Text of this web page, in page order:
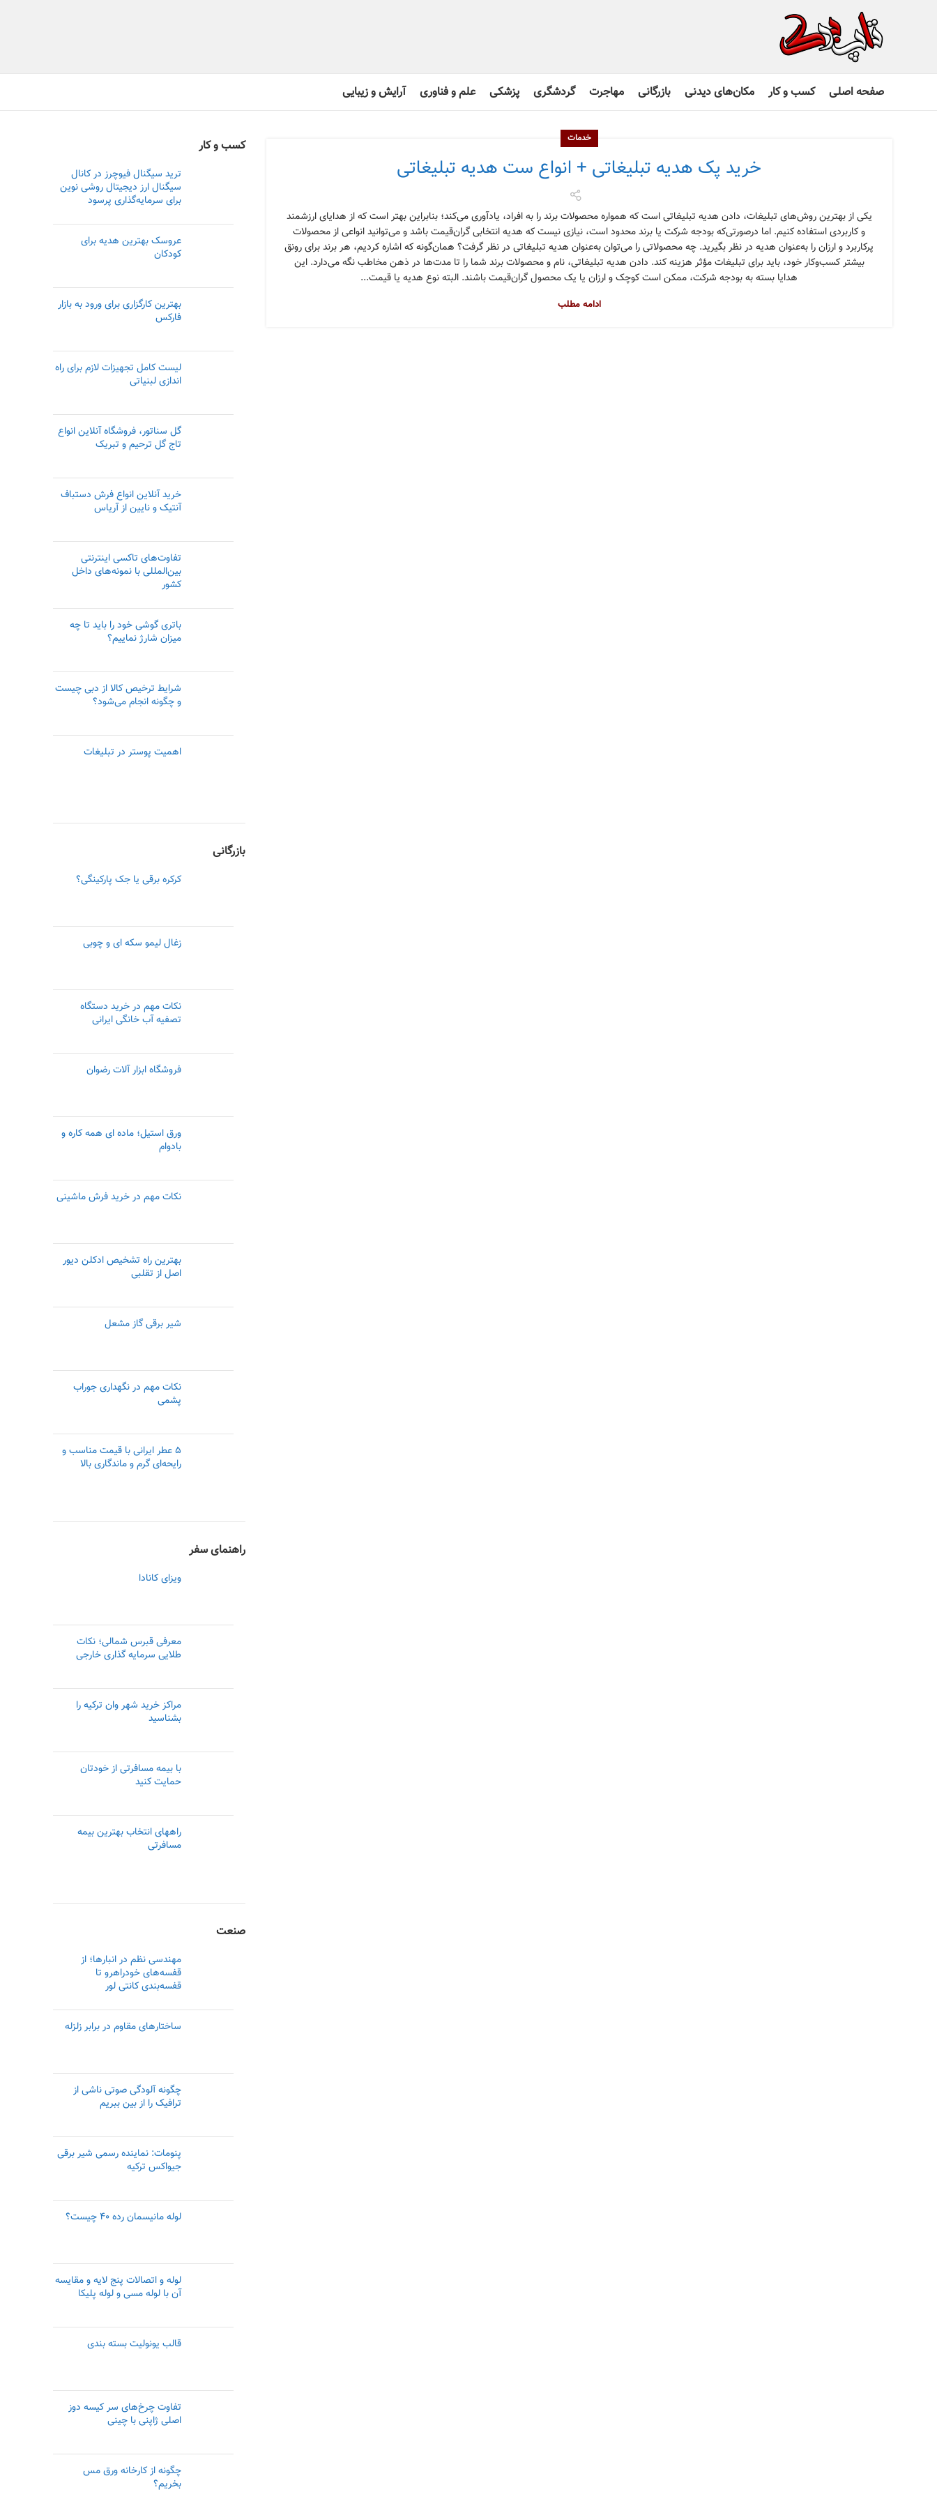
صفحه اصلی کسب و کار مکان‌های دیدنی بازرگانی مهاجرت گردشگری پزشکی علم و فناوری آرایش و زیبایی
خدمات
خرید پک هدیه تبلیغاتی + انواع ست هدیه تبلیغاتی
یکی از بهترین روش‌های تبلیغات، دادن هدیه تبلیغاتی است که همواره محصولات برند را به افراد، یادآوری می‌کند؛ بنابراین بهتر است که از هدایای ارزشمند
و کاربردی استفاده کنیم. اما درصورتی‌که بودجه شرکت یا برند محدود است، نیازی نیست که هدیه انتخابی گران‌قیمت باشد و می‌توانید انواعی از محصولات
پرکاربرد و ارزان را به‌عنوان هدیه در نظر بگیرید. چه محصولاتی را می‌توان به‌عنوان هدیه تبلیغاتی در نظر گرفت؟ همان‌گونه که اشاره کردیم، هر برند برای رونق
بیشتر کسب‌وکار خود، باید برای تبلیغات مؤثر هزینه کند. دادن هدیه تبلیغاتی، نام و محصولات برند شما را تا مدت‌ها در ذهن مخاطب نگه می‌دارد. این
هدایا بسته به بودجه شرکت، ممکن است کوچک و ارزان یا یک محصول گران‌قیمت باشند. البته نوع هدیه یا قیمت...
ادامه مطلب
کسب و کار
ترید سیگنال فیوچرز در کانال
سیگنال ارز دیجیتال روشی نوین
برای سرمایه‌گذاری پرسود
عروسک بهترین هدیه برای
کودکان
بهترین کارگزاری برای ورود به بازار
فارکس
لیست کامل تجهیزات لازم برای راه
اندازی لبنیاتی
گل سناتور، فروشگاه آنلاین انواع
تاج گل ترحیم و تبریک
خرید آنلاین انواع فرش دستباف
آنتیک و نایین از آریاس
تفاوت‌های تاکسی اینترنتی
بین‌المللی با نمونه‌های داخل
کشور
باتری گوشی خود را باید تا چه
میزان شارژ نماییم؟
شرایط ترخیص کالا از دبی چیست
و چگونه انجام می‌شود؟
اهمیت پوستر در تبلیغات
بازرگانی
کرکره برقی یا جک پارکینگی؟
زغال لیمو سکه ای و چوبی
نکات مهم در خرید دستگاه
تصفیه آب خانگی ایرانی
فروشگاه ابزار آلات رضوان
ورق استیل؛ ماده ای همه کاره و
بادوام
نکات مهم در خرید فرش ماشینی
بهترین راه تشخیص ادکلن دیور
اصل از تقلبی
شیر برقی گاز مشعل
نکات مهم در نگهداری جوراب
پشمی
۵ عطر ایرانی با قیمت مناسب و
رایحه‌ای گرم و ماندگاری بالا
راهنمای سفر
ویزای کانادا
معرفی قبرس شمالی؛ نکات
طلایی سرمایه گذاری خارجی
مراکز خرید شهر وان ترکیه را
بشناسید
با بیمه مسافرتی از خودتان
حمایت کنید
راههای انتخاب بهترین بیمه
مسافرتی
صنعت
مهندسی نظم در انبارها؛ از
قفسه‌های خودراهرو تا
قفسه‌بندی کانتی لور
ساختارهای مقاوم در برابر زلزله
چگونه آلودگی صوتی ناشی از
ترافیک را از بین ببریم
پنومات: نماینده رسمی‌ شیر برقی
جیواکس ترکیه
لوله مانیسمان رده ۴۰ چیست؟
لوله و اتصالات پنج لایه و مقایسه
آن با لوله مسی و لوله پلیکا
قالب یونولیت بسته بندی
تفاوت چرخ‌های سر کیسه دوز
اصلی ژاپنی با چینی
چگونه از کارخانه ورق مس
بخریم؟